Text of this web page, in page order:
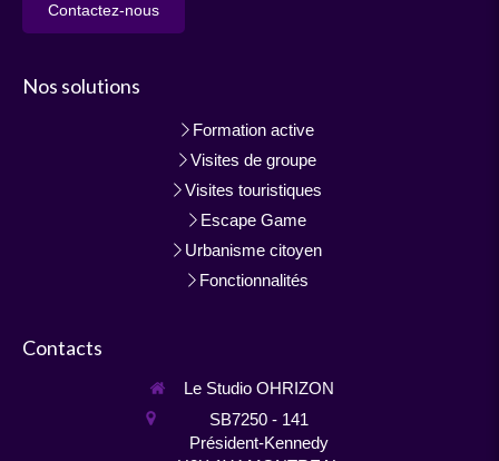
Contactez-nous
Nos solutions
Formation active
Visites de groupe
Visites touristiques
Escape Game
Urbanisme citoyen
Fonctionnalités
Contacts
Le Studio OHRIZON
SB7250 - 141
Président-Kennedy